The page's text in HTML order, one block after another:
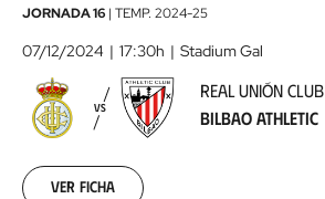
Real
Unión
Club
Bilbao
12-
JORNADA 16 | TEMP. 2024-25
07/12/2024 17:30h Stadium Gal
VS
REAL UNIÓN CLUB
BILBAO ATHLETIC
Ver ficha